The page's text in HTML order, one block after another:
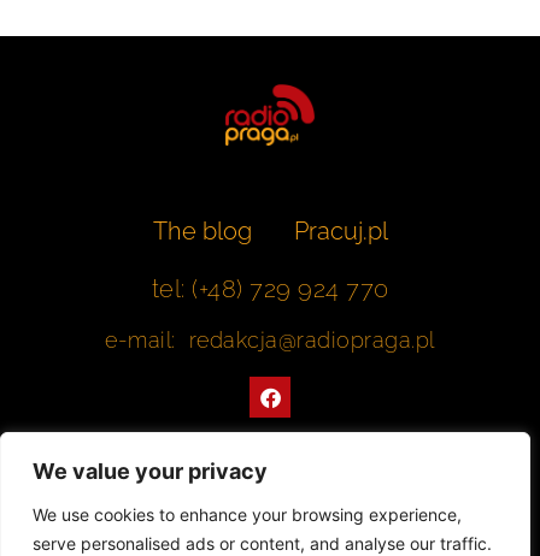
We value your privacy
We use cookies to enhance your browsing experience,
serve personalised ads or content, and analyse our traffic.
The blog
Pracuj.pl
tel: (+48) 729 924 770
e-mail: redakcja@radiopraga.pl
F
a
c
o
k
Współpracujemy z Muzeum Warszawskiej Pragi